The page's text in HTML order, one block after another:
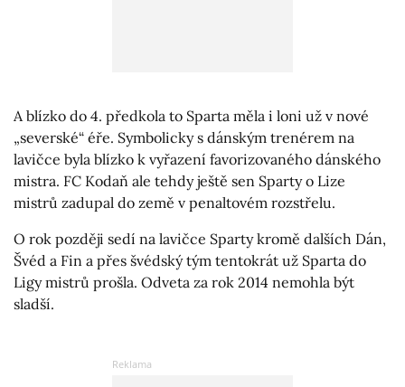
A blízko do 4. předkola to Sparta měla i loni už v nové
„severské“ éře. Symbolicky s dánským trenérem na
lavičce byla blízko k vyřazení favorizovaného dánského
mistra. FC Kodaň ale tehdy ještě sen Sparty o Lize
mistrů zadupal do země v penaltovém rozstřelu.
O rok později sedí na lavičce Sparty kromě dalších Dán,
Švéd a Fin a přes švédský tým tentokrát už Sparta do
Ligy mistrů prošla. Odveta za rok 2014 nemohla být
sladší.